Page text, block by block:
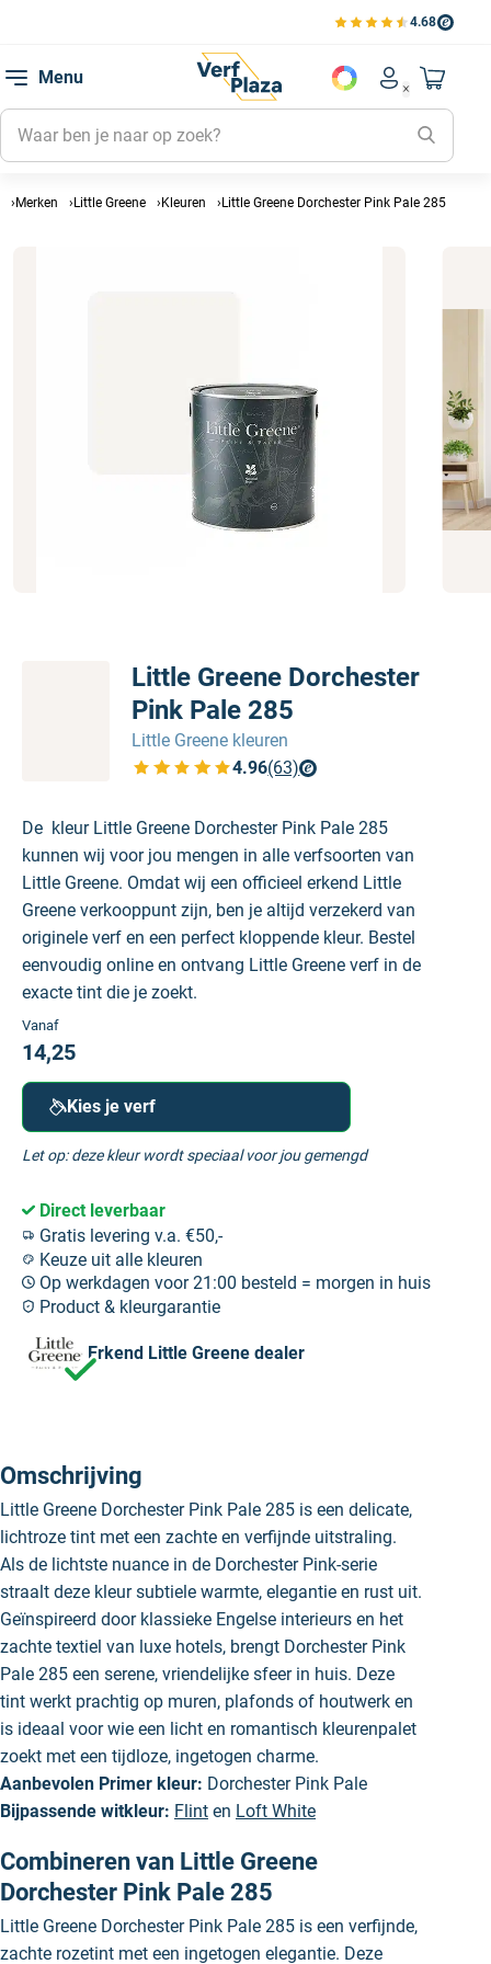
4.68
Bekijk de verfplaza
Menu
Account
Mijn
Mijn
Mijn
Naar
Merken Little Greene Kleuren Little Greene Dorchester Pink Pale 285
Little Greene Dorchester
Pink Pale 285
Little Greene kleuren
4.96(63)
Bekijk de verfplaza beoordelingen
De kleur Little Greene Dorchester Pink Pale 285
kunnen wij voor jou mengen in alle verfsoorten van
Little Greene. Omdat wij een officieel erkend Little
Greene verkooppunt zijn, ben je altijd verzekerd van
originele verf en een perfect kloppende kleur. Bestel
eenvoudig online en ontvang Little Greene verf in de
exacte tint die je zoekt.
Vanaf
14,25
Kies je verf
Let op: deze kleur wordt speciaal voor jou gemengd
Direct leverbaar
Gratis levering v.a. €50,-
Keuze uit alle kleuren
Op werkdagen voor 21:00 besteld = morgen in huis
Product & kleurgarantie
Erkend Little Greene dealer
Omschrijving
Little Greene Dorchester Pink Pale 285 is een delicate,
lichtroze tint met een zachte en verfijnde uitstraling.
Als de lichtste nuance in de Dorchester Pink-serie
straalt deze kleur subtiele warmte, elegantie en rust uit.
Geïnspireerd door klassieke Engelse interieurs en het
zachte textiel van luxe hotels, brengt Dorchester Pink
Pale 285 een serene, vriendelijke sfeer in huis. Deze
tint werkt prachtig op muren, plafonds of houtwerk en
is ideaal voor wie een licht en romantisch kleurenpalet
zoekt met een tijdloze, ingetogen charme.
Aanbevolen Primer kleur: Dorchester Pink Pale
Bijpassende witkleur: Flint en Loft White
Combineren van Little Greene
Dorchester Pink Pale 285
Little Greene Dorchester Pink Pale 285 is een verfijnde,
zachte rozetint met een ingetogen elegantie. Deze